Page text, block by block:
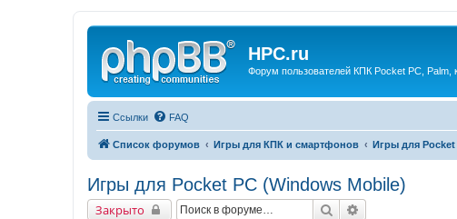
HPC.ru
Форум пользователей КПК Pocket PC, Palm,
Ссылки FAQ
Список форумов Игры для КПК и смартфонов Игры для Pocket
Игры для Pocket PC (Windows Mobile)
Закрыто Поиск